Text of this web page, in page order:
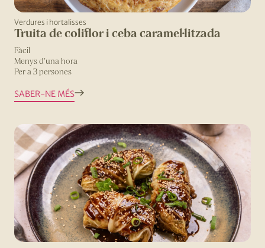
Verdures i hortalisses
Truita de coliflor i ceba caramel·litzada
Fàcil
Menys d'una hora
Per a 3 persones
SABER-NE MÉS